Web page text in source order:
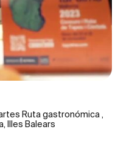
Ruta gastronómica ,
Illes Balears